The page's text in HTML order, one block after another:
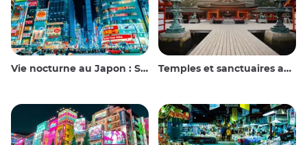
Vie nocturne au Japon : Sortir, voir et boire Temples et sanctuaires au Japon